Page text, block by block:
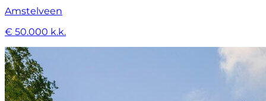
Amstelveen
€ 50.000 k.k.